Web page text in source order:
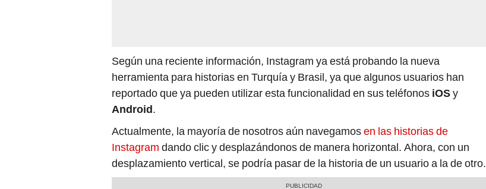
Según una reciente información, Instagram ya está probando la nueva
herramienta para historias en Turquía y Brasil, ya que algunos usuarios han
reportado que ya pueden utilizar esta funcionalidad en sus teléfonos iOSy
Android.
Actualmente, la mayoría de nosotros aún navegamosen las historias de
Instagram dando clic y desplazándonos de manera horizontal. Ahora, con un
desplazamiento vertical, se podría pasar de la historia de un usuario a la de otro.